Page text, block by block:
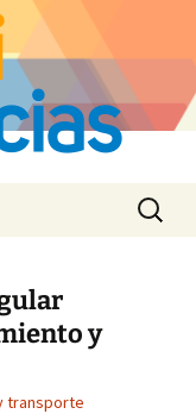
Buscar:
y
transporte